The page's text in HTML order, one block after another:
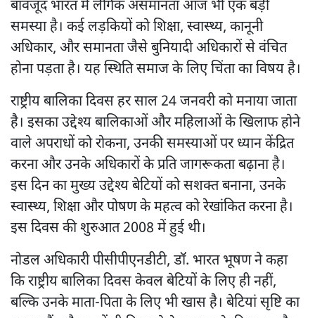
बावजूद भारत में लैंगिक असमानता आज भी एक बड़ी
समस्या है। कई लड़कियों को शिक्षा, स्वास्थ्य, कानूनी
अधिकार, और समानता जैसे बुनियादी अधिकारों से वंचित
होना पड़ता है। यह स्थिति समाज के लिए चिंता का विषय है।
राष्ट्रीय बालिका दिवस हर साल 24 जनवरी को मनाया जाता
है। इसका उद्देश्य बालिकाओं और महिलाओं के खिलाफ होने
वाले अपराधों को रोकना, उनकी समस्याओं पर ध्यान केंद्रित
करना और उनके अधिकारों के प्रति जागरूकता बढ़ाना है।
इस दिन का मुख्य उद्देश्य बेटियों को सशक्त बनाना, उनके
स्वास्थ्य, शिक्षा और पोषण के महत्व को रेखांकित करना है।
इस दिवस की शुरुआत 2008 में हुई थी।
नोडल अधिकारी पीसीपीएनडीटी, डॉ. भारत भूषण ने कहा
कि राष्ट्रीय बालिका दिवस केवल बेटियों के लिए ही नहीं,
बल्कि उनके माता-पिता के लिए भी खास है। बेटियां सृष्टि का